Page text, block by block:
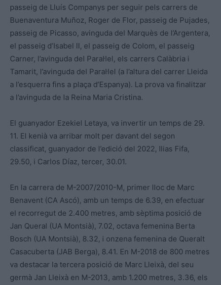
passeig de Lluís Companys per seguir pels carrers de
Buenaventura Muñoz, Roger de Flor, passeig de Pujades,
passeig de Picasso, avinguda del Marquès de l’Argentera,
el passeig d’Isabel II, el passeig de Colom, el passeig
Carner, l’avinguda del Paral·lel, els carrers Calàbria i
Tamarit, l’avinguda del Paral·lel (a l’altura del carrer Lleida
a l’esquerra fins a plaça d’Espanya). La prova va finalitzar
a l’avinguda de la Reina Maria Cristina.
El guanyador Ezekiel Letaya, va invertir un temps de 29.
11. El kenià va arribar molt per davant del segon
classificat, guanyador de l’edició del 2022, Ilias Fifa,
29.50, i Carlos Díaz, tercer, 30.01.
En la carrera de M-2007/2010-M, primer lloc de Marc
Benavent (CA Ascó), amb un temps de 6.39, en efectuar
el recorregut de 2.400 metres, amb sèptima posició de
Jan Queral (UA Montsià), 7.02, octava femenina Berta
Bosch (UA Montsià), 8.32, i onzena femenina de Queralt
Casacuberta (JAB Berga), 8.41. En M-2018 de 800 metres
va destacar la tercera posició de Marc Lleixà, del seu
germà Jan Lleixà en M-2013, amb 1.200 metres, 3.36, els